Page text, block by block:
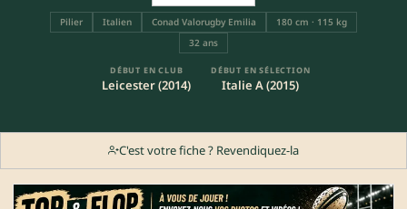
Pilier Italien Conad Valorugby Emilia
180 cm · 115 kg
32 ans
DÉBUT EN CLUB
Leicester (2014)
DÉBUT EN SÉLECTION
Italie A (2015)
C'est votre fiche ? Revendiquez-la